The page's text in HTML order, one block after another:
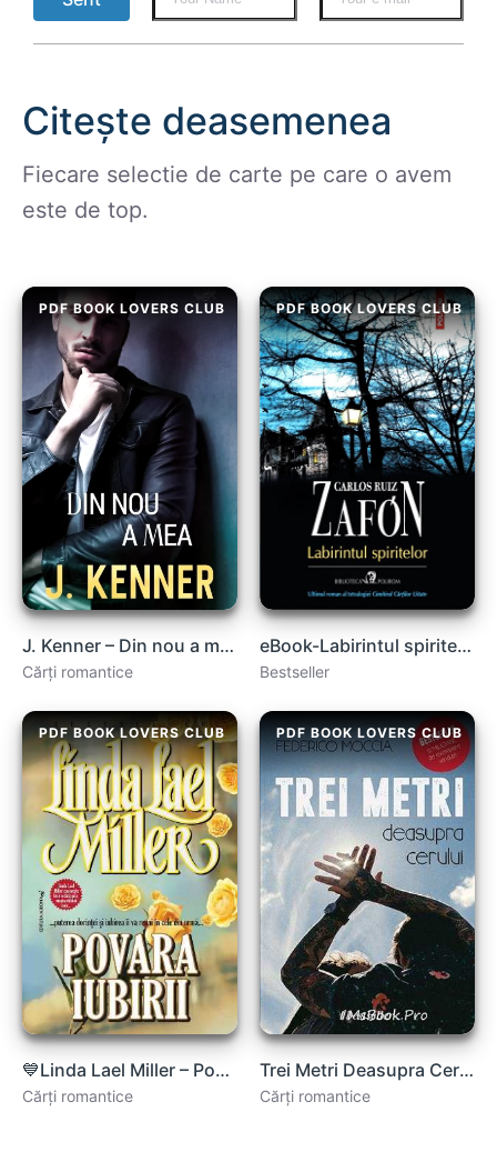
Citește deasemenea
Fiecare selectie de carte pe care o avem
este de top.
PDF BOOK LOVERS CLUB
J. Kenner – Din nou a mea #2 .PDF
Cărți romantice
PDF BOOK LOVERS CLUB
eBook-Labirintul spiritelor de Carlos Ruiz Zafon .PDF
Bestseller
PDF BOOK LOVERS CLUB
💙Linda Lael Miller – Povara Iubirii .pdf
Cărți romantice
PDF BOOK LOVERS CLUB
Trei Metri Deasupra Cerului de Federico Moccia descarcă gratis .pdf
Cărți romantice